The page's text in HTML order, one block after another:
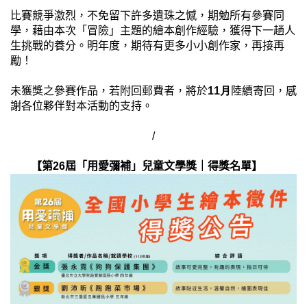
比賽競爭激烈，不免留下許多遺珠之憾，期勉所有參賽同
學，藉由本次「冒險」主題的繪本創作經驗，獲得下一趟人
生挑戰的養分。明年度，期待有更多小小創作家，再接再
勵 ！
未獲獎之參賽作品，若附回郵費者，將於11月 陸續寄回，感
謝各位夥伴對本活動的支持。
/
【第26屆「用愛彌補」兒童文學獎｜ 得獎名單】